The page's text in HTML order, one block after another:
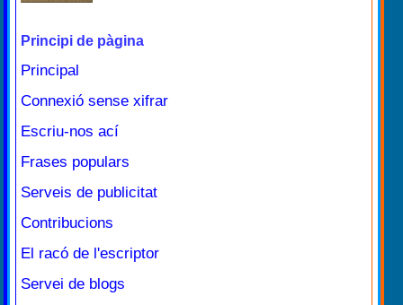
Principi de pàgina
Principal
Connexió sense xifrar
Escriu-nos ací
Frases populars
Serveis de publicitat
Contribucions
El racó de l'escriptor
Servei de blogs